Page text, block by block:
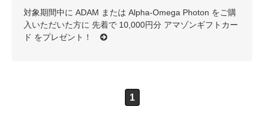
対象期間中に ADAM または Alpha-Omega Photon をご購
入いただいた方に 先着で 10,000円分 アマゾンギフトカー
ド をプレゼント！
1